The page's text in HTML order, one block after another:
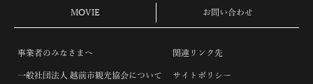
MOVIE お問い合わせ
事業者のみなさまへ
一般社団法人 越前市観光協会について
関連リンク先
サイトポリシー